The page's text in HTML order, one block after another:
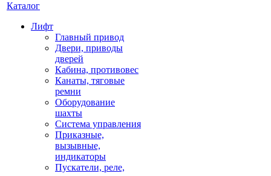
Каталог
Лифт
Главный привод
Двери, приводы
дверей
Кабина, противовес
Канаты, тяговые
ремни
Оборудование
шахты
Система управления
Приказные,
вызывные,
индикаторы
Пускатели, реле,